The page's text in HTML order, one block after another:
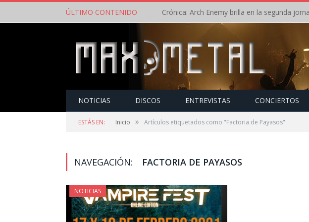
ÚLTIMO CONTENIDO
NOTICIAS DISCOS ENTREVISTAS CONCIERTOS
ESTÁS EN: Inicio » Artículos etiquetados como "Factoria de Payasos"
NAVEGACIÓN: FACTORIA DE PAYASOS
NOTICIAS